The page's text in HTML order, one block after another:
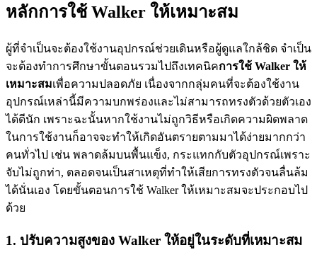
หลักการใช้ Walker ให้เหมาะสม
ผู้ที่จำเป็นจะต้องใช้งานอุปกรณ์ช่วยเดินหรือผู้ดูแลใกล้ชิด จำเป็น
จะต้องทำการศึกษาขั้นตอนรวมไปถึงเทคนิคการใช้ Walker ให้
เหมาะสมเพื่อความปลอดภัย เนื่องจากกลุ่มคนที่จะต้องใช้งาน
อุปกรณ์เหล่านี้มีความบกพร่องและไม่สามารถทรงตัวด้วยตัวเอง
ได้ดีนัก เพราะฉะนั้นหากใช้งานไม่ถูกวิธีหรือเกิดความผิดพลาด
ในการใช้งานก็อาจจะทำให้เกิดอันตรายตามมาได้ง่ายมากกว่า
คนทั่วไป เช่น พลาดล้มบนพื้นแข็ง, กระแทกกับตัวอุปกรณ์เพราะ
จับไม่ถูกท่า, ตลอดจนเป็นสาเหตุที่ทำให้เสียการทรงตัวจนลื่นล้ม
ได้นั่นเอง โดยขั้นตอนการใช้ Walker ให้เหมาะสมจะประกอบไป
ด้วย
1. ปรับความสูงของ Walker ให้อยู่ในระดับที่เหมาะสม